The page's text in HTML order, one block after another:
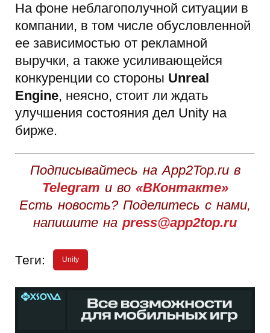
На фоне неблагополучной ситуации в
компании, в том числе обусловленной
ее зависимостью от рекламной
выручки, а также усиливающейся
конкуренции со стороны Unreal
Engine, неясно, стоит ли ждать
улучшения состояния дел Unity на
бирже.
Подписывайтесь на App2Top.ru в
Telegram и во «ВКонтакте»
Есть новость? Поделитесь с нами,
напишите на press@app2top.ru
Теги: Unity